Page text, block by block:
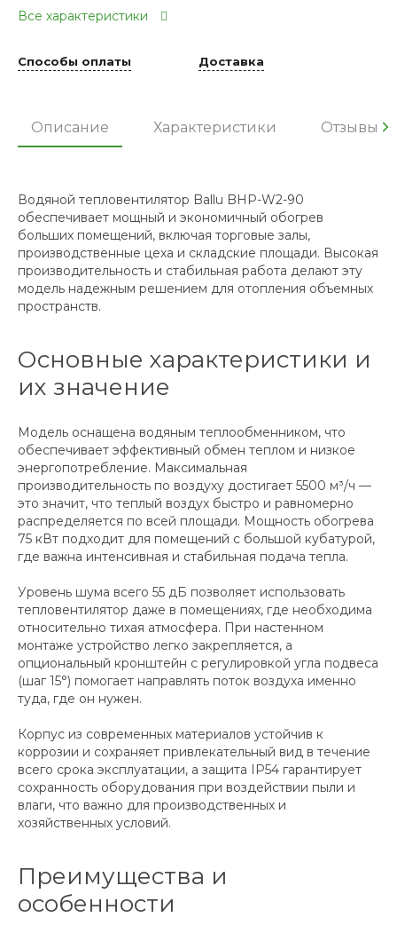
Все характеристики
Способы оплаты Доставка
Описание Характеристики Отзывы
Водяной тепловентилятор Ballu BHP-W2-90
обеспечивает мощный и экономичный обогрев
больших помещений, включая торговые залы,
производственные цеха и складские площади. Высокая
производительность и стабильная работа делают эту
модель надежным решением для отопления объемных
пространств.
Основные характеристики и
их значение
Модель оснащена водяным теплообменником, что
обеспечивает эффективный обмен теплом и низкое
энергопотребление. Максимальная
производительность по воздуху достигает 5500 м³/ч —
это значит, что теплый воздух быстро и равномерно
распределяется по всей площади. Мощность обогрева
75 кВт подходит для помещений с большой кубатурой,
где важна интенсивная и стабильная подача тепла.
Уровень шума всего 55 дБ позволяет использовать
тепловентилятор даже в помещениях, где необходима
относительно тихая атмосфера. При настенном
монтаже устройство легко закрепляется, а
опциональный кронштейн с регулировкой угла подвеса
(шаг 15°) помогает направлять поток воздуха именно
туда, где он нужен.
Корпус из современных материалов устойчив к
коррозии и сохраняет привлекательный вид в течение
всего срока эксплуатации, а защита IP54 гарантирует
сохранность оборудования при воздействии пыли и
влаги, что важно для производственных и
хозяйственных условий.
Преимущества и
особенности